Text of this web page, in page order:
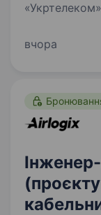
Ми
вчора